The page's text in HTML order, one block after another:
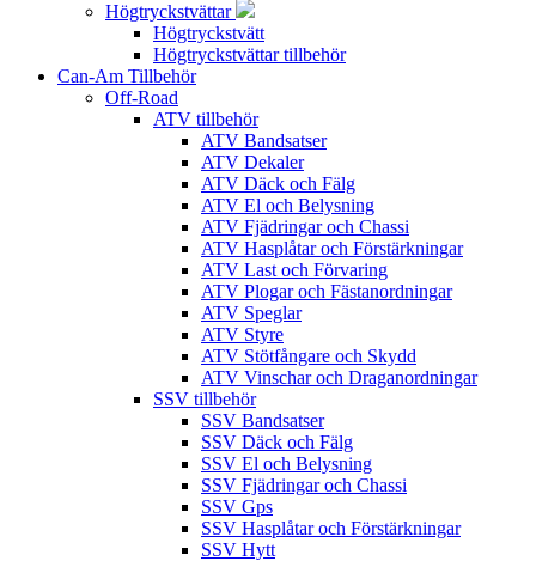
Högtryckstvättar
Högtryckstvätt
Högtryckstvättar tillbehör
Can-Am Tillbehör
Off-Road
ATV tillbehör
ATV Bandsatser
ATV Dekaler
ATV Däck och Fälg
ATV El och Belysning
ATV Fjädringar och Chassi
ATV Hasplåtar och Förstärkningar
ATV Last och Förvaring
ATV Plogar och Fästanordningar
ATV Speglar
ATV Styre
ATV Stötfångare och Skydd
ATV Vinschar och Draganordningar
SSV tillbehör
SSV Bandsatser
SSV Däck och Fälg
SSV El och Belysning
SSV Fjädringar och Chassi
SSV Gps
SSV Hasplåtar och Förstärkningar
SSV Hytt